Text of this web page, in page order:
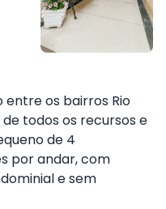
entre os bairros Rio
todos os recursos e
de 4
por andar, com
e sem